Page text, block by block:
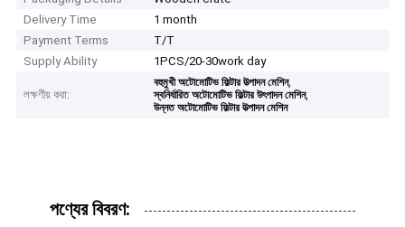
Delivery Time
1 month
Payment Terms
T/T
Supply Ability
1PCS/20-30work day
লক্ষণীয় করা:
বহুমুখী অটোমোটিভ ফিল্টার উত্পাদন মেশিন,
স্বনির্ধারিত অটোমোটিভ ফিল্টার উৎপাদন মেশিন,
উন্নত অটোমোটিভ ফিল্টার উত্পাদন মেশিন
পণ্যের বিবরণ: